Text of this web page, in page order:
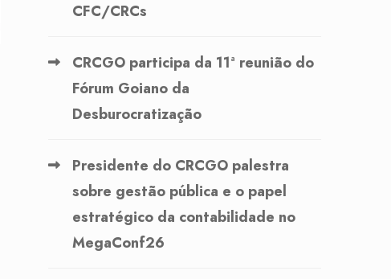
CFC/CRCs
CRCGO participa da 11ª reunião do
Fórum Goiano da
Desburocratização
Presidente do CRCGO palestra
sobre gestão pública e o papel
estratégico da contabilidade no
MegaConf26